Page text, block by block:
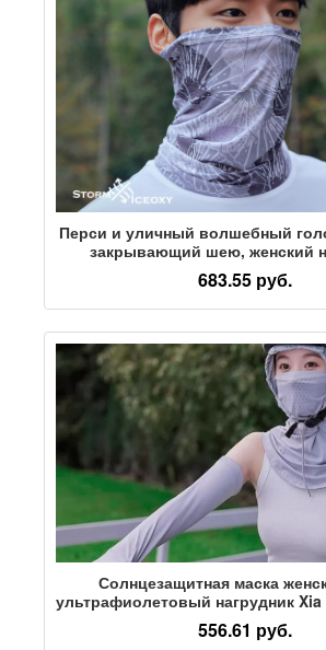
Перси и уличный волшебный
закрывающий шею, женский
мужское пескостойкое полотенце
езды, маска для лица из
солнцезащитная маска
683.55 руб.
Солнцезащитная маска
ультрафиолетовый нагрудник
шеи головной убор шляпа для
для лица для верховой езды
556.61 руб.